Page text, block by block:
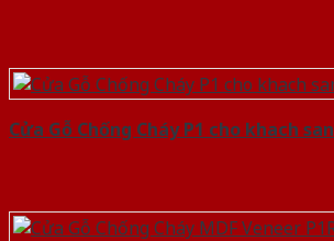
Cửa Gỗ Chống Cháy P1 cho khach san